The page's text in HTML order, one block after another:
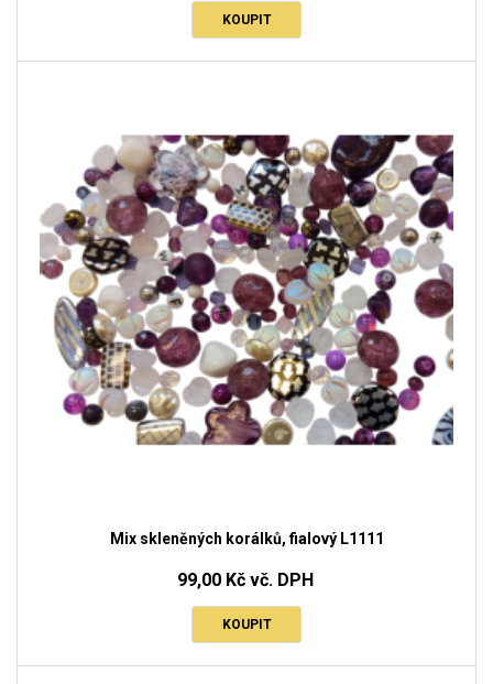
KOUPIT
Mix skleněných korálků, fialový L1111
99,00 Kč vč. DPH
KOUPIT